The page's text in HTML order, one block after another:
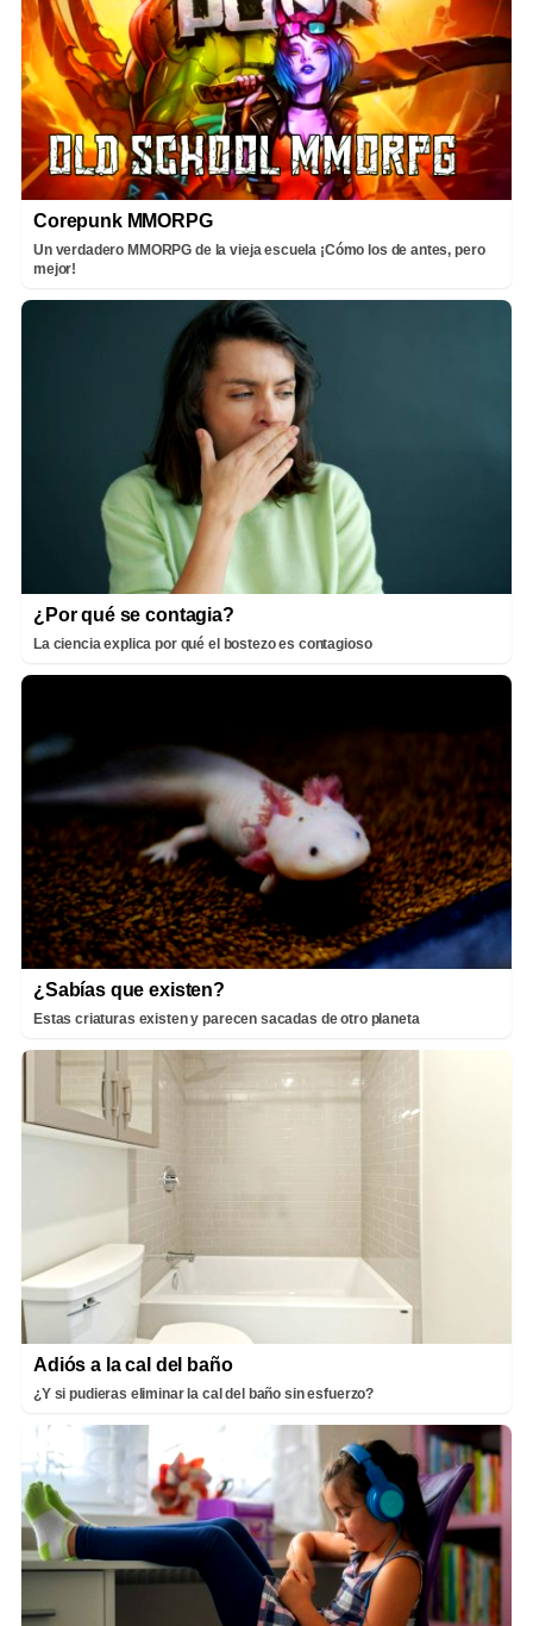
Corepunk MMORPG
Un verdadero MMORPG de la vieja escuela ¡Cómo los de antes, pero
mejor!
¿Por qué se contagia?
La ciencia explica por qué el bostezo es contagioso
¿Sabías que existen?
Estas criaturas existen y parecen sacadas de otro planeta
Adiós a la cal del baño
¿Y si pudieras eliminar la cal del baño sin esfuerzo?